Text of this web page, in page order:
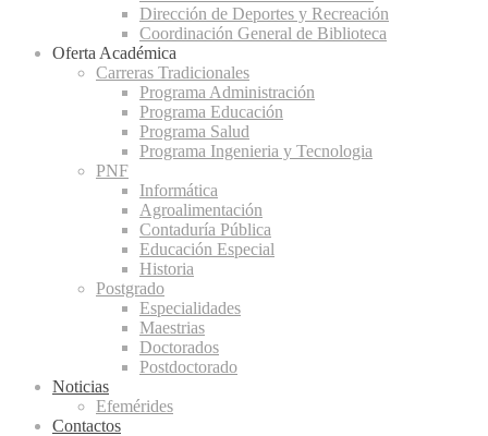
Dirección de Deportes y Recreación
Coordinación General de Biblioteca
Oferta Académica
Carreras Tradicionales
Programa Administración
Programa Educación
Programa Salud
Programa Ingenieria y Tecnologia
PNF
Informática
Agroalimentación
Contaduría Pública
Educación Especial
Historia
Postgrado
Especialidades
Maestrias
Doctorados
Postdoctorado
Noticias
Efemérides
Contactos